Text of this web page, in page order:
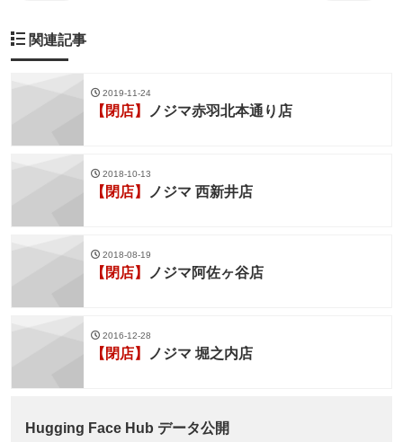
関連記事
2019-11-24
【閉店】 ノジマ赤羽北本通り店
2018-10-13
【閉店】 ノジマ 西新井店
2018-08-19
【閉店】 ノジマ阿佐ヶ谷店
2016-12-28
【閉店】 ノジマ 堀之内店
Hugging Face Hub データ公開